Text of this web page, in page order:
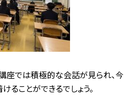
座では積極的な会話が見られ、今
ることができるでしょう。